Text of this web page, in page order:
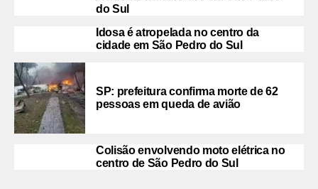
do Sul
Idosa é atropelada no centro da
cidade em São Pedro do Sul
SP: prefeitura confirma morte de 62
pessoas em queda de avião
Colisão envolvendo moto elétrica no
centro de São Pedro do Sul